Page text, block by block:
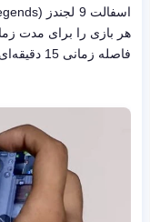
فاصله زمانی 15 دقیقه‌ای داشتیم. نتیجه بررسی بسیار جالب بود!